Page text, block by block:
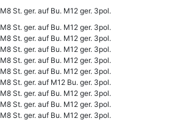
M8 St. ger. auf Bu. M12 ger. 3pol.
M8 St. ger. auf Bu. M12 ger. 3pol.
M8 St. ger. auf Bu. M12 ger. 3pol.
M8 St. ger. auf Bu. M12 ger. 3pol.
M8 St. ger. auf Bu. M12 ger. 3pol.
M8 St. ger. auf Bu. M12 ger. 3pol.
M8 St. ger. auf M12 Bu. ger. 3pol.
M8 St. ger. auf Bu. M12 ger. 3pol.
M8 St. ger. auf Bu. M12 ger. 3pol.
M8 St. ger. auf Bu. M12 ger. 3pol.